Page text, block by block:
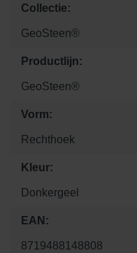
Collectie:
GeoSteen®
Productlijn:
GeoSteen®
Vorm:
Rechthoek
Kleur:
Donkergeel
EAN:
8719488148808